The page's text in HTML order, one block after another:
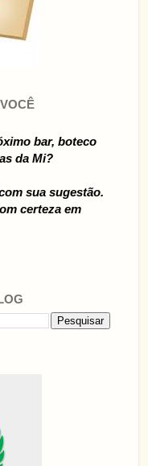
bar, boteco
da Mi?
sua sugestão.
certeza em